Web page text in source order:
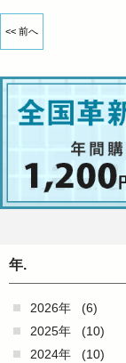
<< 前へ
年.
2026年
(6)
2025年
(10)
2024年
(10)